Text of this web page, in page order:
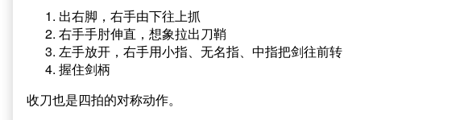
出右脚，右手由下往上抓
右手手肘伸直，想象拉出刀鞘
左手放开，右手用小指、无名指、中指把剑往前转
握住剑柄
收刀也是四拍的对称动作。